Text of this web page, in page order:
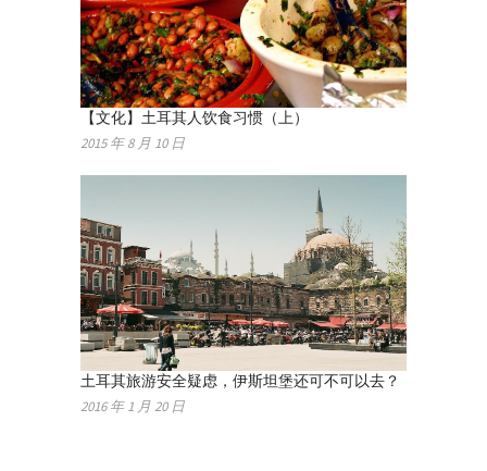
【文化】土耳其人饮食习惯（上）
2015 年 8 月 10 日
土耳其旅游安全疑虑，伊斯坦堡还可不可以去？
2016 年 1 月 20 日